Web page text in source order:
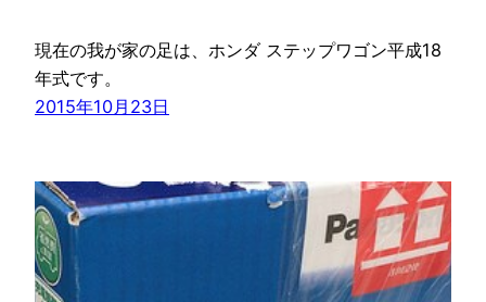
現在の我が家の足は、ホンダ ステップワゴン平成18
年式です。
2015年10月23日